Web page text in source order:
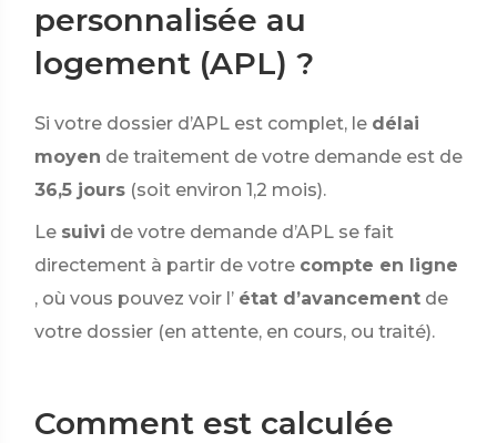
personnalisée au
logement (APL) ?
Si votre dossier d’APL est complet, le délai
moyen de traitement de votre demande est de
36,5 jours (soit environ 1,2 mois).
Le suivi de votre demande d’APL se fait
directement à partir de votre compte en ligne
, où vous pouvez voir l’ état d’avancement de
votre dossier (en attente, en cours, ou traité).
Comment est calculée